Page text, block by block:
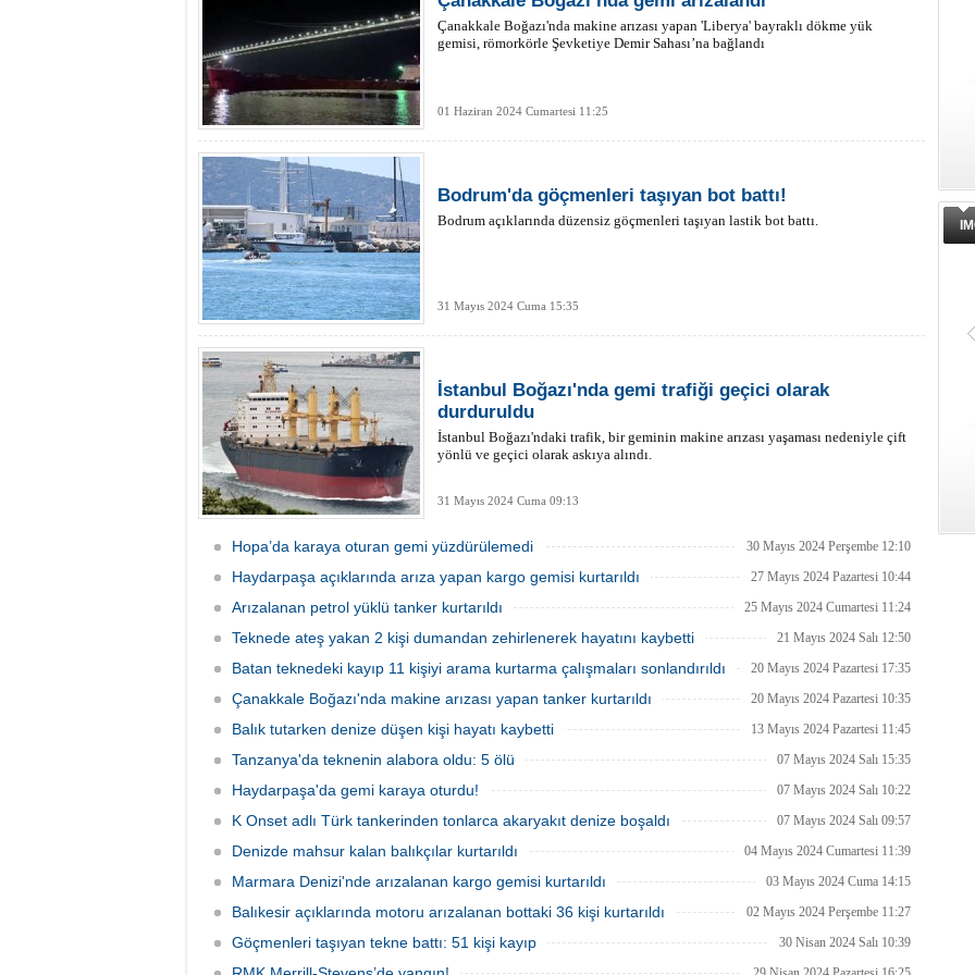
Çanakkale Boğazı'nda makine arızası yapan 'Liberya' bayraklı dökme yük
gemisi, römorkörle Şevketiye Demir Sahası’na bağlandı
01 Haziran 2024 Cumartesi 11:25
Bodrum'da göçmenleri taşıyan bot battı!
Bodrum açıklarında düzensiz göçmenleri taşıyan lastik bot battı.
31 Mayıs 2024 Cuma 15:35
İstanbul Boğazı'nda gemi trafiği geçici olarak
durduruldu
İstanbul Boğazı'ndaki trafik, bir geminin makine arızası yaşaması nedeniyle çift
yönlü ve geçici olarak askıya alındı.
31 Mayıs 2024 Cuma 09:13
Hopa’da karaya oturan gemi yüzdürülemedi 30 Mayıs 2024 Perşembe 12:10
Haydarpaşa açıklarında arıza yapan kargo gemisi kurtarıldı 27 Mayıs 2024 Pazartesi 10:44
Arızalanan petrol yüklü tanker kurtarıldı 25 Mayıs 2024 Cumartesi 11:24
Teknede ateş yakan 2 kişi dumandan zehirlenerek hayatını kaybetti 21 Mayıs 2024 Salı 12:50
Batan teknedeki kayıp 11 kişiyi arama kurtarma çalışmaları sonlandırıldı 20 Mayıs 2024 Pazartesi 17:35
Çanakkale Boğazı'nda makine arızası yapan tanker kurtarıldı 20 Mayıs 2024 Pazartesi 10:35
Balık tutarken denize düşen kişi hayatı kaybetti 13 Mayıs 2024 Pazartesi 11:45
Tanzanya'da teknenin alabora oldu: 5 ölü 07 Mayıs 2024 Salı 15:35
Haydarpaşa'da gemi karaya oturdu! 07 Mayıs 2024 Salı 10:22
K Onset adlı Türk tankerinden tonlarca akaryakıt denize boşaldı 07 Mayıs 2024 Salı 09:57
Denizde mahsur kalan balıkçılar kurtarıldı 04 Mayıs 2024 Cumartesi 11:39
Marmara Denizi'nde arızalanan kargo gemisi kurtarıldı 03 Mayıs 2024 Cuma 14:15
Balıkesir açıklarında motoru arızalanan bottaki 36 kişi kurtarıldı 02 Mayıs 2024 Perşembe 11:27
Göçmenleri taşıyan tekne battı: 51 kişi kayıp 30 Nisan 2024 Salı 10:39